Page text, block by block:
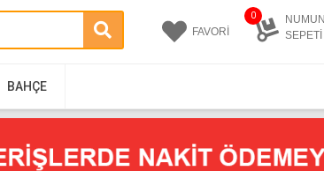
FAVORİ
0
SEPETİ
BAHÇE